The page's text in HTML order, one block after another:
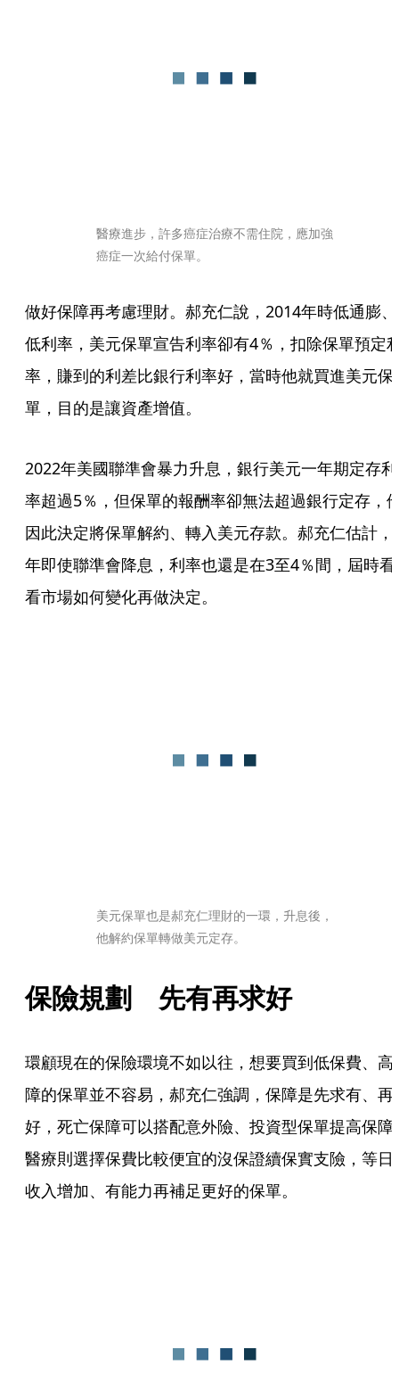
醫療進步，許多癌症治療不需住院，應加強
癌症一次給付保單。
做好保障再考慮理財。郝充仁說，2014年時低通膨、
低利率，美元保單宣告利率卻有4％，扣除保單預定
率，賺到的利差比銀行利率好，當時他就買進美元保
單，目的是讓資產增值。
2022年美國聯準會暴力升息，銀行美元一年期定存利
率超過5％，但保單的報酬率卻無法超過銀行定存，
因此決定將保單解約、轉入美元存款。郝充仁估計，
年即使聯準會降息，利率也還是在3至4％間，屆時看
看市場如何變化再做決定。
美元保單也是郝充仁理財的一環，升息後，
他解約保單轉做美元定存。
保險規劃　先有再求好
環顧現在的保險環境不如以往，想要買到低保費、高
障的保單並不容易，郝充仁強調，保障是先求有、再
好，死亡保障可以搭配意外險、投資型保單提高保障
醫療則選擇保費比較便宜的沒保證續保實支險，等日
收入增加、有能力再補足更好的保單。